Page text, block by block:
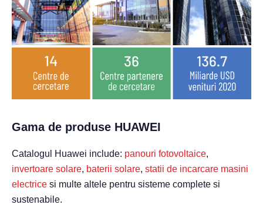
Gama de produse HUAWEI
Catalogul Huawei include: panouri fotovoltaice,
invertoare solare, baterii solare, statii de incarcare masini
electrice si multe altele pentru sisteme complete si
sustenabile.